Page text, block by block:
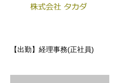
【出勤】経理事務(正社員)